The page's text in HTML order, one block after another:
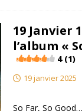
19 Janvier
l’album «
4 (1)
19 janvier 2025
So Far, So